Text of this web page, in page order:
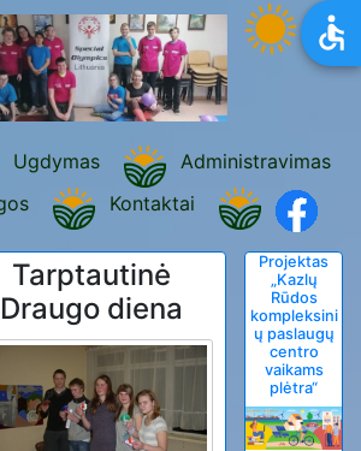
Ugdymas
Administravimas
Kontaktai
Tarptautinė
Draugo diena
Projektas
„Kazlų
Rūdos
kompleksini
ų paslaugų
centro
vaikams
plėtra“